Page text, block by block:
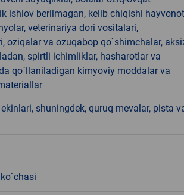
ishlov berilmagan, kelib chiqishi
veterinariya dori vositalari,
oziqalar va ozuqabop qo`shimchalar,
spirtli ichimliklar, hasharotlar va
qo`llaniladigan kimyoviy moddalar va
shuningdek, quruq mevalar, pista